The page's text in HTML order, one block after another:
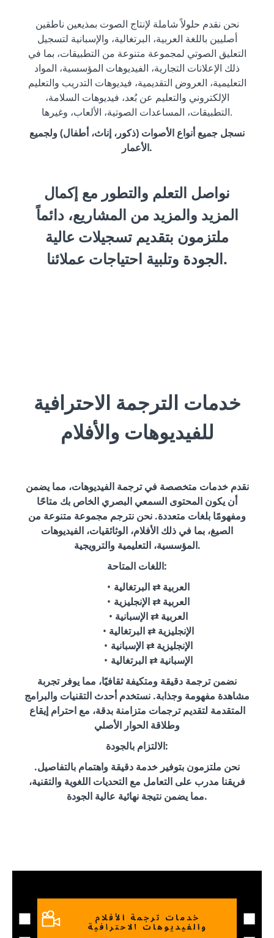
نحن نقدم حلولاً شاملة لإنتاج الصوت بمذيعين ناطقين
أصليين باللغة العربية، البرتغالية، والإسبانية لتسجيل
التعليق الصوتي لمجموعة متنوعة من التطبيقات، بما في
ذلك الإعلانات التجارية، الفيديوهات المؤسسية، المواد
التعليمية، العروض التقديمية، فيديوهات التدريب والتعليم
الإلكتروني والتعليم عن بُعد، فيديوهات السلامة،
التطبيقات، المساعدات الصوتية، الألعاب، وغيرها.
نسجل جميع أنواع الأصوات (ذكور، إناث، أطفال) ولجميع
الأعمار.
نواصل التعلم والتطور مع إكمال
المزيد والمزيد من المشاريع، دائماً
ملتزمون بتقديم تسجيلات عالية
الجودة وتلبية احتياجات عملائنا.
خدمات الترجمة الاحترافية
للفيديوهات والأفلام
نقدم خدمات متخصصة في ترجمة الفيديوهات، مما يضمن
أن يكون المحتوى السمعي البصري الخاص بك متاحًا
ومفهومًا بلغات متعددة. نحن نترجم مجموعة متنوعة من
الصيغ، بما في ذلك الأفلام، الوثائقيات، الفيديوهات
المؤسسية، التعليمية والترويجية.
اللغات المتاحة:
العربية ⇄ البرتغالية
العربية ⇄ الإنجليزية
العربية ⇄ الإسبانية
الإنجليزية ⇄ البرتغالية
الإنجليزية ⇄ الإسبانية
الإسبانية ⇄ البرتغالية
نضمن ترجمة دقيقة ومتكيفة ثقافيًا، مما يوفر تجربة
مشاهدة مفهومة وجذابة. نستخدم أحدث التقنيات والبرامج
المتقدمة لتقديم ترجمات متزامنة بدقة، مع احترام إيقاع
وطلاقة الحوار الأصلي
الالتزام بالجودة:
نحن ملتزمون بتوفير خدمة دقيقة واهتمام بالتفاصيل.
فريقنا مدرب على التعامل مع التحديات اللغوية والتقنية،
مما يضمن نتيجة نهائية عالية الجودة.